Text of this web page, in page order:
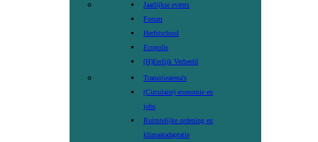
Jaarlijkse events
Forum
Herfstschool
Ecopolis
(H)Eerlijk Verbeeld
Transitiearena’s
(Circulaire) economie en
jobs
Ruimtelijke ordening en
klimaatadaptatie